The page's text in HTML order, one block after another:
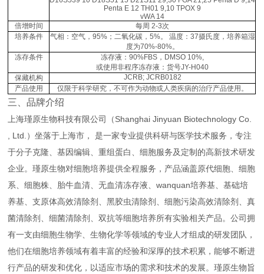
Penta E 12 TH01 9,10 TPOX 9
vWA 14
倍增时间
每周 2-3次
培养条件
气相：空气，95%；二氧化碳，5%。 温度：37摄氏度，培养箱湿
度为70%-80%。
冻存条件
冻存液：90%FBS，DMSO 10%,
或使用非程序冻存液：货号JY-H040
保藏机构
JCRB; JCRB0182
产品使用
仅限于科学研究，不可作为动物或人类疾病的治疗产品使用。
三、品牌介绍
上海瑾原生物科技有限公司（Shanghai Jinyuan Biotechnology Co.
, Ltd.）坐落于上海市， 是一家专业提供科研与医学技术服务，专注
于分子克隆、基因编辑、重组蛋白、细胞服务及定制的高新技术研发
企业。瑾原生物对细胞培养提供全程服务，产品涵盖原代细胞、细胞
系、细胞株、胎牛血清、无血清冻存液、wanquan培养基、基础培
养基、支原体高效清除剂、黑胶虫清除剂、细胞污染高效清除剂、真
菌清除剂、细菌清除剂、双抗等细胞培养所有实验相关产品。公司拥
有一支由细胞生物学、生物化学等领域的专业人才组成的研发团队，
他们在细胞培养领域有着丰富的经验和深厚的技术积累，能够不断进
行产品的研发和优化，以适应市场的需求和技术的发展。瑾原生物旨